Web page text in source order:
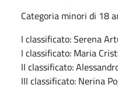
Categoria minori di 18
I classificato: Serena
I classificato: Maria
II classificato:
III classificato: Nerina